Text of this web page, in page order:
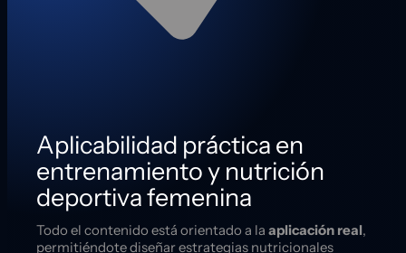
Aplicabilidad práctica en
entrenamiento y nutrición
deportiva femenina
Todo el contenido está orientado a la aplicación real,
permitiéndote diseñar estrategias nutricionales